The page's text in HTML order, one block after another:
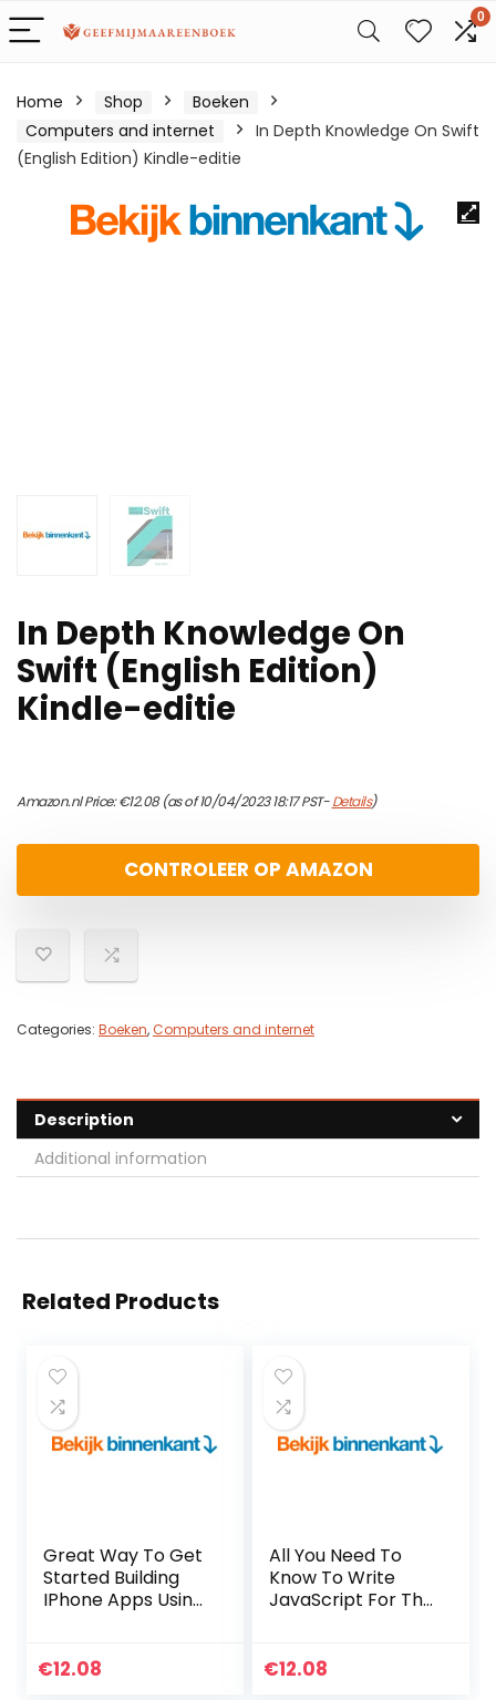
0
Home Shop
Boeken
Computers and internet
In Depth Knowledge On Swift
(English Edition) Kindle-editie
In Depth Knowledge On
Swift (English Edition)
Kindle-editie
Amazon.nl Price:€12.08(as of 10/04/2023 18:17 PST-Details)
CONTROLEER OP AMAZON
Categories: Boeken,Computers and internet
Description
Additional information
Related Products
Great Way To Get
Started Building
IPhone Apps Using
Edition) Kindle-
€12.08
All You Need To
Know To Write
JavaScript For The
Kindle-editie
€12.08